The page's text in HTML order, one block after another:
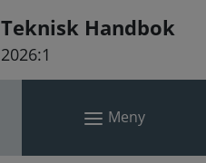
Teknisk Handbok
2026:1
Meny